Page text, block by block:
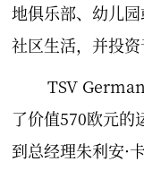
地俱乐部、幼儿
社区生活，并投资
TSV
了价值570欧元的
到总经理朱利安·